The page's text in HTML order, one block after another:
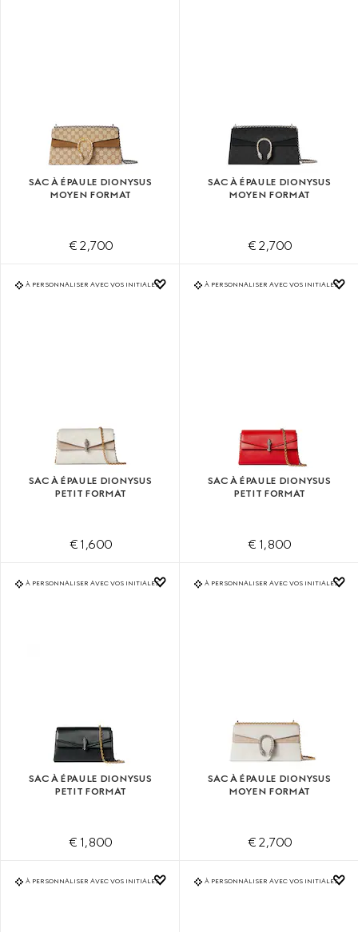
SAC À ÉPAULE DIONYSUS
MOYEN FORMAT
€ 2,700
SAC À ÉPAULE DIONYSUS
MOYEN FORMAT
€ 2,700
À PERSONNALISER AVEC VOS INITIALES
SAC À ÉPAULE DIONYSUS
PETIT FORMAT
€ 1,600
À PERSONNALISER AVEC VOS INITIALES
SAC À ÉPAULE DIONYSUS
PETIT FORMAT
€ 1,800
À PERSONNALISER AVEC VOS INITIALES
SAC À ÉPAULE DIONYSUS
PETIT FORMAT
€ 1,800
À PERSONNALISER AVEC VOS INITIALES
SAC À ÉPAULE DIONYSUS
MOYEN FORMAT
€ 2,700
À PERSONNALISER AVEC VOS INITIALES À PERSONNALISER AVEC VOS INITIALES